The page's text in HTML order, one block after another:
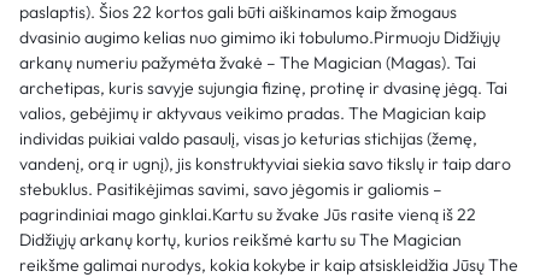
paslaptis). Šios 22 kortos gali būti aiškinamos kaip žmogaus
dvasinio augimo kelias nuo gimimo iki tobulumo.Pirmuoju Didžiųjų
arkanų numeriu pažymėta žvakė – The Magician (Magas). Tai
archetipas, kuris savyje sujungia fizinę, protinę ir dvasinę jėgą. Tai
valios, gebėjimų ir aktyvaus veikimo pradas. The Magician kaip
individas puikiai valdo pasaulį, visas jo keturias stichijas (žemę,
vandenį, orą ir ugnį), jis konstruktyviai siekia savo tikslų ir taip daro
stebuklus. Pasitikėjimas savimi, savo jėgomis ir galiomis –
pagrindiniai mago ginklai.Kartu su žvake Jūs rasite vieną iš 22
Didžiųjų arkanų kortų, kurios reikšmė kartu su The Magician
reikšme galimai nurodys, kokia kokybe ir kaip atsiskleidžia Jūsų The